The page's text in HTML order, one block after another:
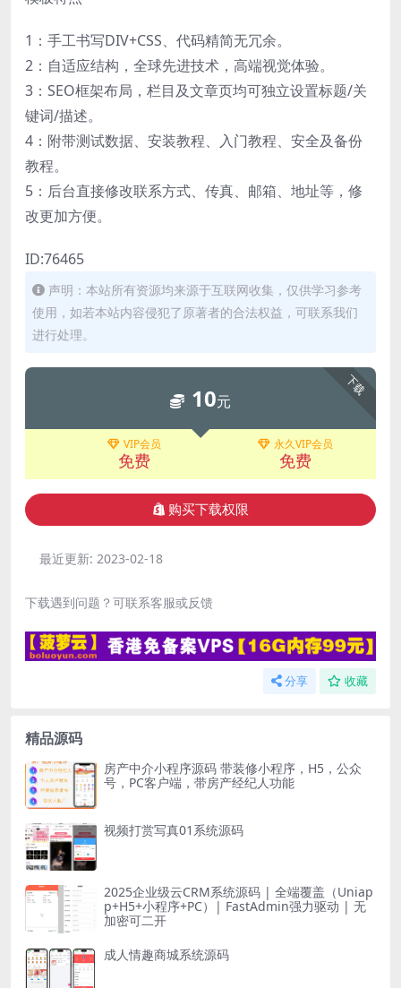
1：手工书写DIV+CSS、代码精简无冗余。
2：自适应结构，全球先进技术，高端视觉体验。
3：SEO框架布局，栏目及文章页均可独立设置标题/关
键词/描述。
4：附带测试数据、安装教程、入门教程、安全及备份
教程。
5：后台直接修改联系方式、传真、邮箱、地址等，修
改更加方便。
ID:76465
声明：本站所有资源均来源于互联网收集，仅供学习参考
使用，如若本站内容侵犯了原著者的合法权益，可联系我们
进行处理。
下载
10元
VIP会员
免费
永久VIP会员
免费
购买下载权限
最近更新: 2023-02-18
下载遇到问题？可联系客服或反馈
分享 收藏
精品源码
房产中介小程序源码 带装修小程序，H5，公众
号，PC客户端，带房产经纪人功能
视频打赏写真01系统源码
2025企业级云CRM系统源码 | 全端覆盖（Uniap
p+H5+小程序+PC）| FastAdmin强力驱动 | 无
加密可二开
成人情趣商城系统源码